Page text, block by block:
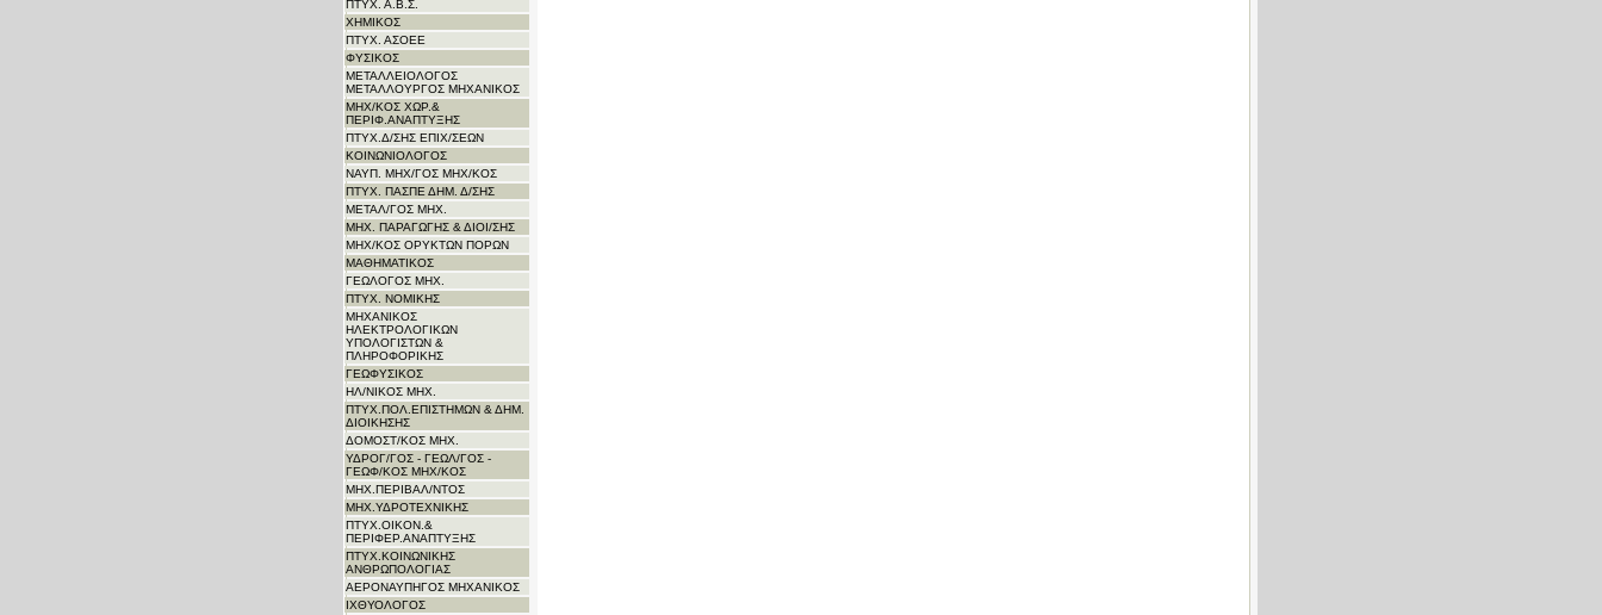
ΠΤΥΧ. Α.Β.Σ.
ΧΗΜΙΚΟΣ
ΠΤΥΧ. ΑΣΟΕΕ
ΦΥΣΙΚΟΣ
ΜΕΤΑΛΛΕΙΟΛΟΓΟΣ
ΜΕΤΑΛΛΟΥΡΓΟΣ ΜΗΧΑΝΙΚΟΣ
ΜΗΧ/ΚΟΣ ΧΩΡ.&
ΠΕΡΙΦ.ΑΝΑΠΤΥΞΗΣ
ΠΤΥΧ.Δ/ΣΗΣ ΕΠΙΧ/ΣΕΩΝ
ΚΟΙΝΩΝΙΟΛΟΓΟΣ
ΝΑΥΠ. ΜΗΧ/ΓΟΣ ΜΗΧ/KΟΣ
ΠΤΥΧ. ΠΑΣΠΕ ΔΗΜ. Δ/ΣΗΣ
ΜΕΤΑΛ/ΓΟΣ ΜΗΧ.
ΜΗΧ. ΠΑΡΑΓΩΓΗΣ & ΔΙΟΙ/ΣΗΣ
ΜΗΧ/ΚΟΣ ΟΡΥΚΤΩΝ ΠΟΡΩΝ
ΜΑΘΗΜΑΤΙΚΟΣ
ΓΕΩΛΟΓΟΣ ΜΗΧ.
ΠΤΥΧ. ΝΟΜΙΚΗΣ
ΜΗΧΑΝΙΚΟΣ
ΗΛΕΚΤΡΟΛΟΓΙΚΩΝ
ΥΠΟΛΟΓΙΣΤΩΝ &
ΠΛΗΡΟΦΟΡΙΚΗΣ
ΓΕΩΦΥΣΙΚΟΣ
ΗΛ/ΝΙΚΟΣ ΜΗΧ.
ΠΤΥΧ.ΠΟΛ.ΕΠΙΣΤΗΜΩΝ & ΔΗΜ.
ΔΙΟΙΚΗΣΗΣ
ΔΟΜΟΣΤ/ΚΟΣ ΜΗΧ.
ΥΔΡΟΓ/ΓΟΣ - ΓΕΩΛ/ΓΟΣ -
ΓΕΩΦ/ΚΟΣ ΜΗΧ/ΚΟΣ
ΜΗΧ.ΠΕΡΙΒΑΛ/ΝΤΟΣ
ΜΗΧ.ΥΔΡΟΤΕΧΝΙΚΗΣ
ΠΤΥΧ.ΟΙΚΟΝ.&
ΠΕΡΙΦΕΡ.ΑΝΑΠΤΥΞΗΣ
ΠΤΥΧ.ΚΟΙΝΩΝΙΚΗΣ
ΑΝΘΡΩΠΟΛΟΓΙΑΣ
ΑΕΡΟΝΑΥΠΗΓΟΣ ΜΗΧΑΝΙΚΟΣ
ΙΧΘΥΟΛΟΓΟΣ